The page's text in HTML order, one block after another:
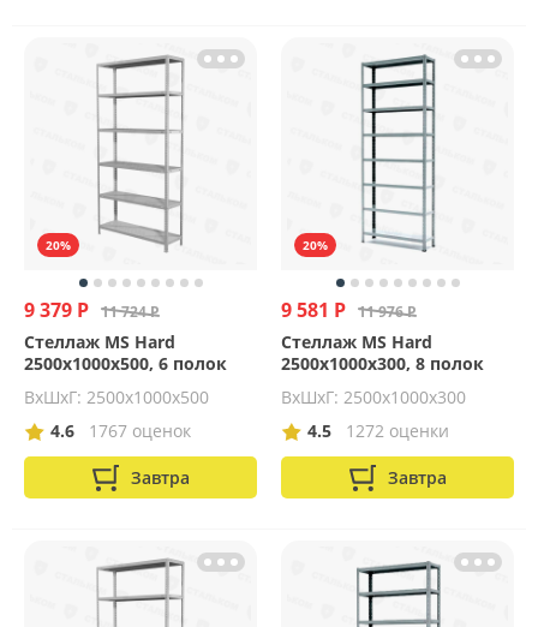
20%
9 379 Р 11 724 Р
Стеллаж MS Hard
2500х1000х500, 6 полок
ВхШхГ: 2500x1000x500
4.6
1767 оценок
Завтра
20%
9 581 Р 11 976 Р
Стеллаж MS Hard
2500х1000х300, 8 полок
ВхШхГ: 2500x1000x300
4.5
1272 оценки
Завтра